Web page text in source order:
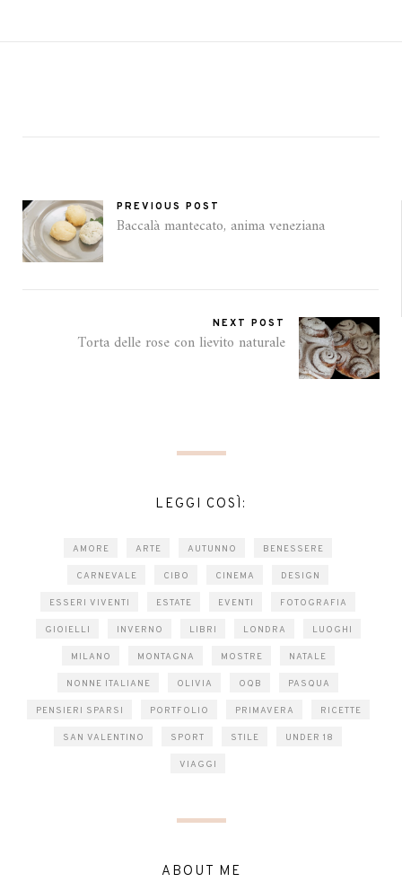
PREVIOUS POST
Baccalà mantecato, anima veneziana
NEXT POST
Torta delle rose con lievito naturale
LEGGI COSÌ:
AMORE ARTE AUTUNNO BENESSERE
CARNEVALE CIBO CINEMA DESIGN
ESSERI VIVENTI ESTATE EVENTI FOTOGRAFIA
GIOIELLI INVERNO LIBRI LONDRA LUOGHI
MILANO MONTAGNA MOSTRE NATALE
NONNE ITALIANE OLIVIA OQB PASQUA
PENSIERI SPARSI PORTFOLIO PRIMAVERA RICETTE
SAN VALENTINO SPORT STILE UNDER 18
VIAGGI
ABOUT ME